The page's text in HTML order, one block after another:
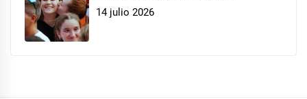
14 julio 2026